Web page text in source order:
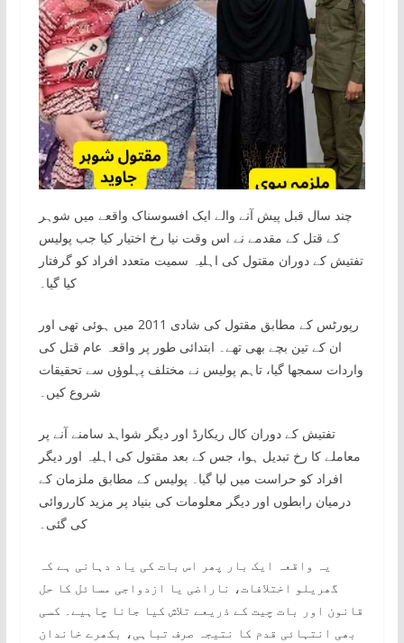
چند سال قبل پیش آنے والے ایک افسوسناک واقعے میں شوہر
کے قتل کے مقدمے نے اس وقت نیا رخ اختیار کیا جب پولیس
تفتیش کے دوران مقتول کی اہلیہ سمیت متعدد افراد کو گرفتار
کیا گیا۔
رپورٹس کے مطابق مقتول کی شادی 2011 میں ہوئی تھی اور
ان کے تین بچے بھی تھے۔ ابتدائی طور پر واقعہ عام قتل کی
واردات سمجھا گیا، تاہم پولیس نے مختلف پہلوؤں سے تحقیقات
شروع کیں۔
تفتیش کے دوران کال ریکارڈ اور دیگر شواہد سامنے آنے پر
معاملے کا رخ تبدیل ہوا، جس کے بعد مقتول کی اہلیہ اور دیگر
افراد کو حراست میں لیا گیا۔ پولیس کے مطابق ملزمان کے
درمیان رابطوں اور دیگر معلومات کی بنیاد پر مزید کارروائی
کی گئی۔
یہ واقعہ ایک بار پھر اس بات کی یاد دہانی ہے کہ
گھریلو اختلافات، ناراضی یا ازدواجی مسائل کا حل
قانون اور بات چیت کے ذریعے تلاش کیا جانا چاہیے۔ کسی
بھی انتہائی قدم کا نتیجہ صرف تباہی، بکھرے خاندان